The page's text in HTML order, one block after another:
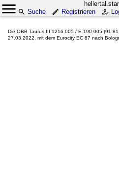
Suche
Registrieren
Die ÖBB Taurus III 1216 005 / E 190 005 (91
27.03.2022, mit dem Eurocity EC 87 nach